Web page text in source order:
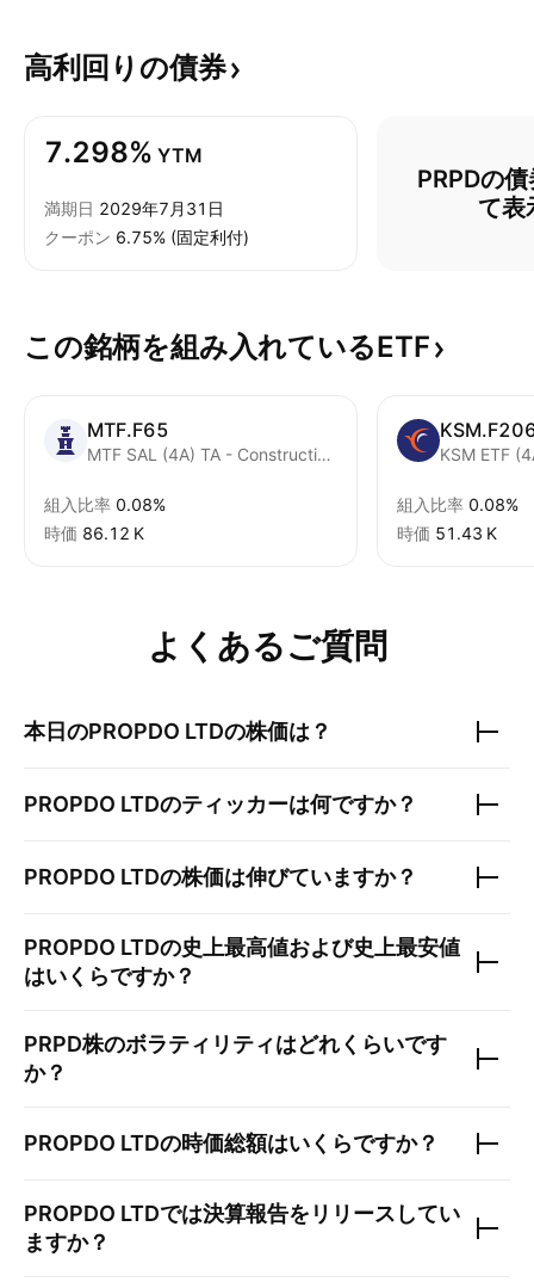
高利回りの債券
7.298% YTM
満期日 2029年7月31日
クーポン 6.75% (固定利付)
PRPDの
て表
この銘柄を組み入れているETF
MTF.F65
MTF SAL (4A) TA - Construction Units
組入比率 0.08%
時価 ‪86.12 K‬
組入比率 0.08%
時価 ‪51.43 K‬
よくあるご質問
本日のPROPDO LTDの株価は？
PROPDO LTDのティッカーは何ですか？
PROPDO LTDの株価は伸びていますか？
PROPDO LTDの史上最高値および史上最安値
はいくらですか？
PRPD株のボラティリティはどれくらいです
か？
PROPDO LTDの時価総額はいくらですか？
PROPDO LTDでは決算報告をリリースしてい
ますか？